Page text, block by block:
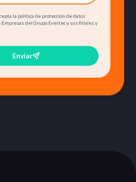
la política de protección de datos
Empresas del Grupo Evertec y sus filiales y
Enviar